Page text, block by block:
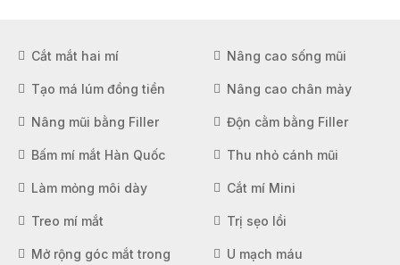
Cắt mắt hai mí Nâng cao sống mũi
Tạo má lúm đồng tiền Nâng cao chân mày
Nâng mũi bằng Filler Độn cằm bằng Filler
Bấm mí mắt Hàn Quốc Thu nhỏ cánh mũi
Làm mỏng môi dày Cắt mí Mini
Treo mí mắt Trị sẹo lồi
Mở rộng góc mắt trong U mạch máu